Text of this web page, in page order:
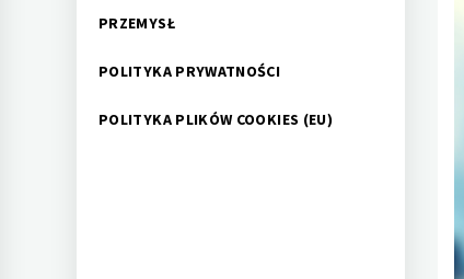
PRZEMYSŁ
POLITYKA PRYWATNOŚCI
POLITYKA PLIKÓW COOKIES (EU)